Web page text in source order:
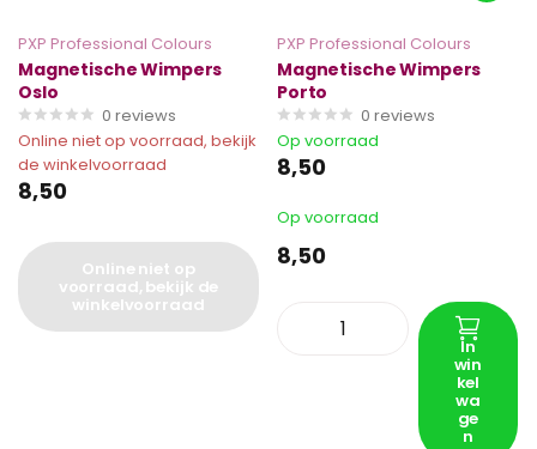
PXP Professional Colours
Magnetische Wimpers
Oslo
0 reviews
Online niet op voorraad, bekijk
de winkelvoorraad
8,50
Online niet op
voorraad, bekijk de
winkelvoorraad
PXP Professional Colours
Magnetische Wimpers
Porto
0 reviews
Op voorraad
8,50
Op voorraad
8,50
In
win
kel
wa
ge
n